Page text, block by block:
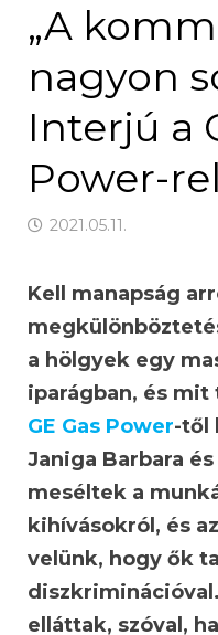
„A
nagyon
Interjú a
Power-
2021.05.11.
Kell manapság
a hölgyek egy
iparágban, és
GE Gas Power-től
Janiga Barbara
meséltek a
kihívásokról, és
velünk, hogy ők
elláttak, szóval,